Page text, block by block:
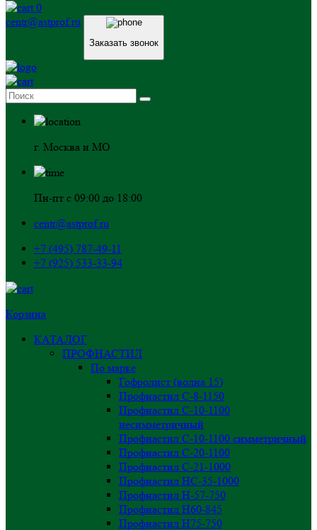
0
centr@astprof.ru
Заказать звонок
г. Москва и МО
Пн-пт с 09:00 до 18:00
centr@astprof.ru
+7 (495) 787-49-11
+7 (925) 533-33-94
Корзина
КАТАЛОГ
ПРОФНАСТИЛ
По марке
Гофролист (волна 15)
Профнастил С-8-1150
Профнастил С-10-1100
несимметричный
Профнастил С-10-1100 симметричный
Профнастил С-20-1100
Профнастил С-21-1000
Профнастил НС-35-1000
Профнастил H-57-750
Профнастил Н60-845
Профнастил Н75-750